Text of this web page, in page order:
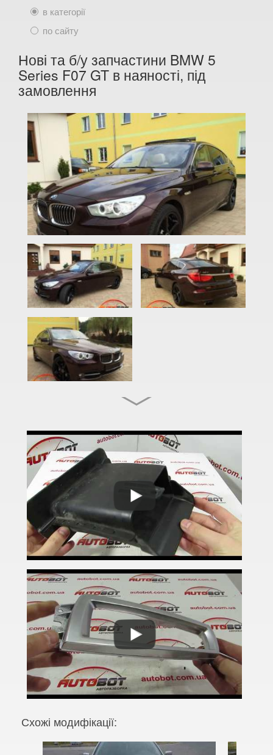
1 Series E81
1 Series E87
1 Series E88
1 Series F20
1 Series F21
1 Series F40
M1 F40
2 Series F22
2 Series F23
2 Series F45
2 Series F46
M2 F87
2 Series F44 Gran Coupe
M2 F44 Gran Coupe
3 Series E90, E91, E92, E93
M3 E90/E92/E93
3 Series F30, F31, F36
3 Series F34
M3 F80
3 Series G20/G21
4 Series F32
4 Series F33
4 Series F36
M4 F82/F83
5 Series E39
M5 E39
5 Series E60
в категорії
по сайту
Нові та б/у запчастини BMW 5
Series F07 GT в наяності, під
замовлення
Схожі модифікації: